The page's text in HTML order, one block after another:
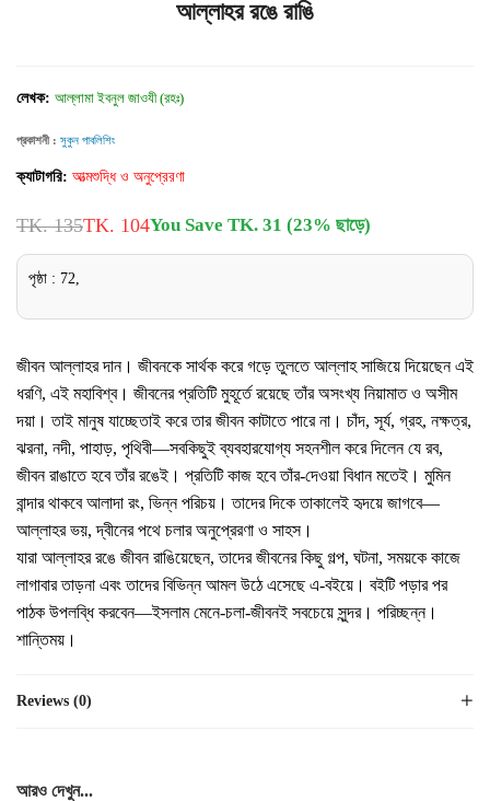
আল্লাহর রঙে রাঙি
লেখক: আল্লামা ইবনুল জাওযী (রহঃ)
প্রকাশনী : সুকুন পাবলিশিং
ক্যাটাগরি: আত্মশুদ্ধি ও অনুপ্রেরণা
TK. 135TK. 104You Save TK. 31 (23% ছাড়ে)
পৃষ্ঠা : 72,
জীবন আল্লাহর দান। জীবনকে সার্থক করে গড়ে তুলতে আল্লাহ সাজিয়ে দিয়েছেন এই
ধরণি, এই মহাবিশ্ব। জীবনের প্রতিটি মুহূর্তে রয়েছে তাঁর অসংখ্য নিয়ামাত ও অসীম
দয়া। তাই মানুষ যাচ্ছেতাই করে তার জীবন কাটাতে পারে না। চাঁদ, সূর্য, গ্রহ, নক্ষত্র,
ঝরনা, নদী, পাহাড়, পৃথিবী—সবকিছুই ব্যবহারযোগ্য সহনশীল করে দিলেন যে রব,
জীবন রাঙাতে হবে তাঁর রঙেই। প্রতিটি কাজ হবে তাঁর-দেওয়া বিধান মতেই। মুমিন
বান্দার থাকবে আলাদা রং, ভিন্ন পরিচয়। তাদের দিকে তাকালেই হৃদয়ে জাগবে—
আল্লাহর ভয়, দ্বীনের পথে চলার অনুপ্রেরণা ও সাহস।
যারা আল্লাহর রঙে জীবন রাঙিয়েছেন, তাদের জীবনের কিছু গল্প, ঘটনা, সময়কে কাজে
লাগাবার তাড়না এবং তাদের বিভিন্ন আমল উঠে এসেছে এ-বইয়ে। বইটি পড়ার পর
পাঠক উপলব্ধি করবেন—ইসলাম মেনে-চলা-জীবনই সবচেয়ে সুন্দর। পরিচ্ছন্ন।
শান্তিময়।
Reviews (0)
আরও দেখুন...